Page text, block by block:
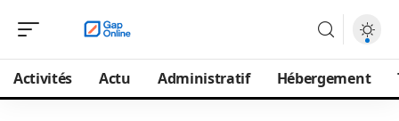
Activités Actu Administratif Hébergement